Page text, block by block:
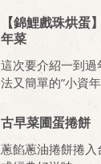
【錦鯉戲珠烘蛋
年菜
這次要介紹一到
法又簡單的”小資
料理活潑生動 好
配上黃金起司球，
古早菜圃蛋捲餅
蔥餡蔥油捲餅捲